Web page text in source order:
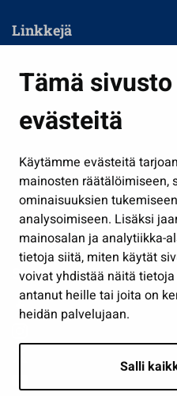
Tämä
evästeitä
Käytämme evästeitä
mainosten räätälöimiseen,
ominaisuuksien
analysoimiseen. Lisäksi
mainosalan ja analytiikka-
tietoja siitä, miten käytät
voivat yhdistää näitä
antanut heille tai joita on
heidän palvelujaan.
Salli
Linkkejä
Kasvatus ja opetus
Kulttuuri ja liikunta
Työ ja yrittäminen
Osallistu ja asioi
Näytä omat
Seuraa meitä